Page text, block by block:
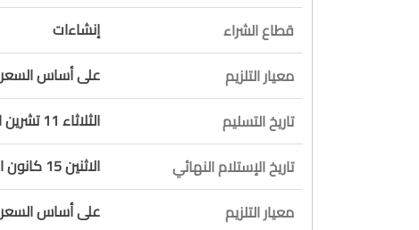
قطاع الشراء
إنشاءات
معيار التلزيم
على أساس
تاريخ التسليم
الثلاثاء 11 تشرين الثاني 2025
تاريخ الإستلام النهائي
الاثنين 15 كانون الأول 2025
معيار التلزيم
على أساس